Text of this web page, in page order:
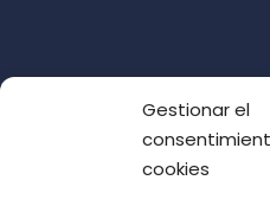
Gestionar el
cookies